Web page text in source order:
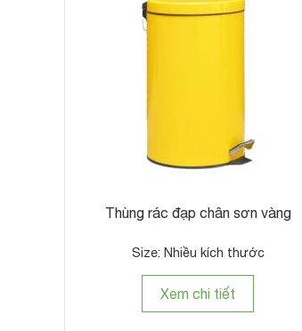
Thùng rác đạp chân sơn vàng
Size: Nhiều kích thước
Xem chi tiết